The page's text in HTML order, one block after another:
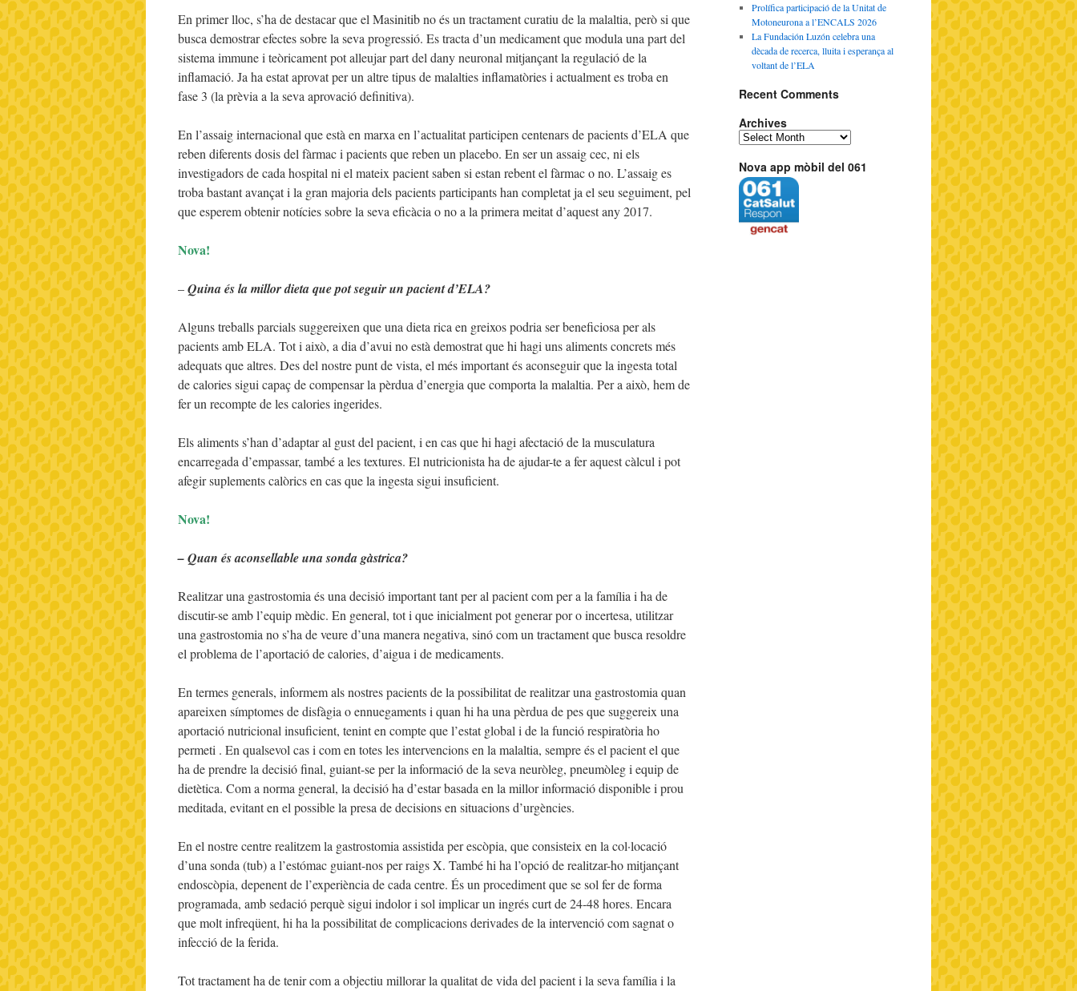
En primer lloc, s’ha de destacar que el Masinitib no és un tractament curatiu de la malaltia, però si que
busca demostrar efectes sobre la seva progressió. Es tracta d’un medicament que modula una part del
sistema immune i teòricament pot alleujar part del dany neuronal mitjançant la regulació de la
inflamació. Ja ha estat aprovat per un altre tipus de malalties inflamatòries i actualment es troba en
fase 3 (la prèvia a la seva aprovació definitiva).
En l’assaig internacional que està en marxa en l’actualitat participen centenars de pacients d’ELA que
reben diferents dosis del fàrmac i pacients que reben un placebo. En ser un assaig cec, ni els
investigadors de cada hospital ni el mateix pacient saben si estan rebent el fàrmac o no. L’assaig es
troba bastant avançat i la gran majoria dels pacients participants han completat ja el seu seguiment, pel
que esperem obtenir notícies sobre la seva eficàcia o no a la primera meitat d’aquest any 2017.
Nova!
–Quina és la millor dieta que pot seguir un pacient d’ELA?
Alguns treballs parcials suggereixen que una dieta rica en greixos podria ser beneficiosa per als
pacients amb ELA. Tot i això, a dia d’avui no està demostrat que hi hagi uns aliments concrets més
adequats que altres. Des del nostre punt de vista, el més important és aconseguir que la ingesta total
de calories sigui capaç de compensar la pèrdua d’energia que comporta la malaltia. Per a això, hem de
fer un recompte de les calories ingerides.
Els aliments s’han d’adaptar al gust del pacient, i en cas que hi hagi afectació de la musculatura
encarregada d’empassar, també a les textures. El nutricionista ha de ajudar-te a fer aquest càlcul i pot
afegir suplements calòrics en cas que la ingesta sigui insuficient.
Nova!
– Quan és aconsellable una sonda gàstrica?
Realitzar una gastrostomia és una decisió important tant per al pacient com per a la família i ha de
discutir-se amb l’equip mèdic. En general, tot i que inicialment pot generar por o incertesa, utilitzar
una gastrostomia no s’ha de veure d’una manera negativa, sinó com un tractament que busca resoldre
el problema de l’aportació de calories, d’aigua i de medicaments.
En termes generals, informem als nostres pacients de la possibilitat de realitzar una gastrostomia quan
apareixen símptomes de disfàgia o ennuegaments i quan hi ha una pèrdua de pes que suggereix una
aportació nutricional insuficient, tenint en compte que l’estat global i de la funció respiratòria ho
permeti . En qualsevol cas i com en totes les intervencions en la malaltia, sempre és el pacient el que
ha de prendre la decisió final, guiant-se per la informació de la seva neuròleg, pneumòleg i equip de
dietètica. Com a norma general, la decisió ha d’estar basada en la millor informació disponible i prou
meditada, evitant en el possible la presa de decisions en situacions d’urgències.
En el nostre centre realitzem la gastrostomia assistida per escòpia, que consisteix en la col·locació
d’una sonda (tub) a l’estómac guiant-nos per raigs X. També hi ha l’opció de realitzar-ho mitjançant
endoscòpia, depenent de l’experiència de cada centre. És un procediment que se sol fer de forma
programada, amb sedació perquè sigui indolor i sol implicar un ingrés curt de 24-48 hores. Encara
que molt infreqüent, hi ha la possibilitat de complicacions derivades de la intervenció com sagnat o
infecció de la ferida.
Tot tractament ha de tenir com a objectiu millorar la qualitat de vida del pacient i la seva família i la
Prolífica participació de la Unitat de
Motoneurona a l’ENCALS 2026
La Fundación Luzón celebra una
dècada de recerca, lluita i esperança al
voltant de l’ELA
Recent Comments
Archives
Nova app mòbil del 061